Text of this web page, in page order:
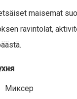
maisemat
ravintolat,
Миксер